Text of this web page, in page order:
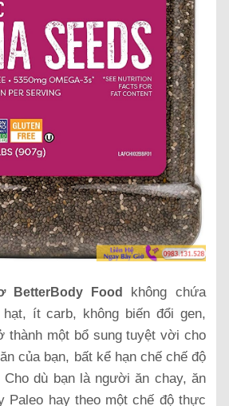
BetterBody Food
không chứa
ít carb, không biến đổi gen,
thành một bổ sung tuyệt vời cho
của bạn, bất kể hạn chế chế độ
Cho dù bạn là người ăn chay, ăn
Paleo hay theo một chế độ thực